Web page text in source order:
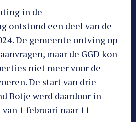
in de
ontstond een deel van de
De gemeente ontving op
maar de GGD kon
niet meer voor de
De start van drie
Botje werd daardoor in
1 februari naar 11